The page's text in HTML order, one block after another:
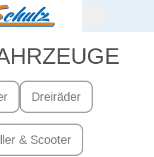
Dreiräder
& Scooter